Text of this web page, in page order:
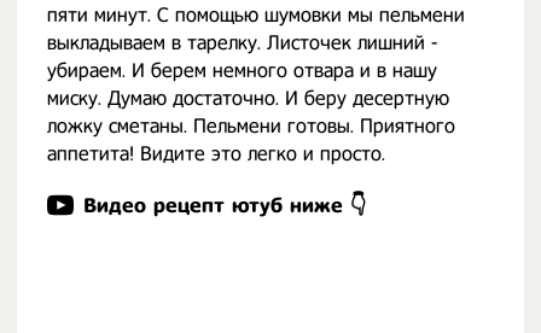
пяти минут. С помощью шумовки мы пельмени
выкладываем в тарелку. Листочек лишний -
убираем. И берем немного отвара и в нашу
миску. Думаю достаточно. И беру десертную
ложку сметаны. Пельмени готовы. Приятного
аппетита! Видите это легко и просто.
Видео рецепт ютуб ниже 👇